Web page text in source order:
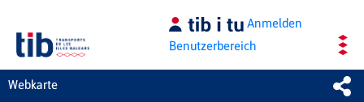
Anmelden
Benutzerbereich
Webkarte